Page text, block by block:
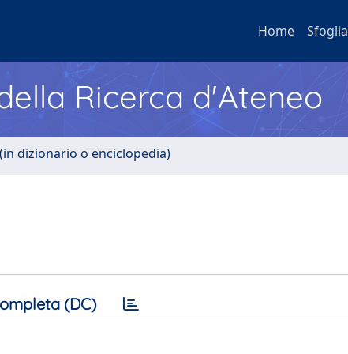
Home Sfoglia
Ricerca d'Ateneo
dizionario o enciclopedia)
(DC)